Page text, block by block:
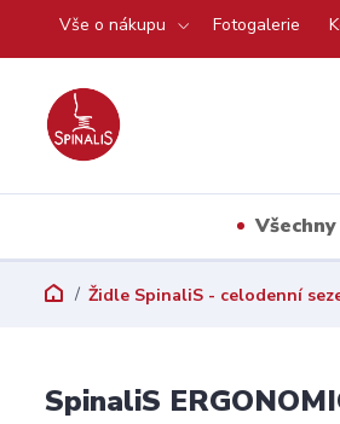
Vše o nákupu Fotogalerie
Židle SpinaliS - celodenní
SpinaliS